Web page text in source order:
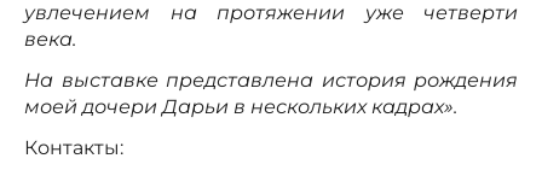
увлечением на протяжении уже четверти
века.
На выставке представлена история рождения
моей дочери Дарьи в нескольких кадрах».
Контакты: